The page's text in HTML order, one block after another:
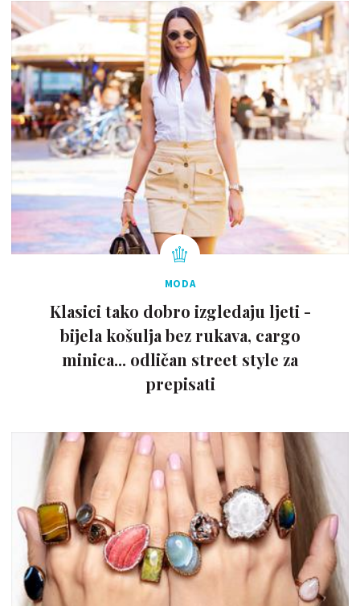
MODA
Klasici tako dobro izgledaju ljeti -
bijela košulja bez rukava, cargo
minica... odličan street style za
prepisati